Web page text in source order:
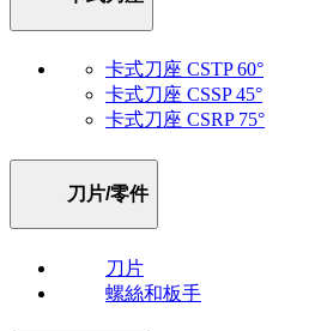
卡式刀座 CSTP 60°
卡式刀座 CSSP 45°
卡式刀座 CSRP 75°
刀片/零件
刀片
螺絲和板手